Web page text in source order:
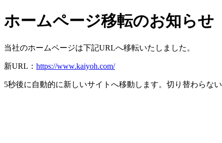
ホームページ移転のお知らせ
当社のホームページは下記URLへ移転いたしました。
新URL： https://www.kaiyoh.com/
5秒後に自動的に新しいサイトへ移動します。切り替わらな